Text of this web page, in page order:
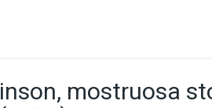
mostruosa